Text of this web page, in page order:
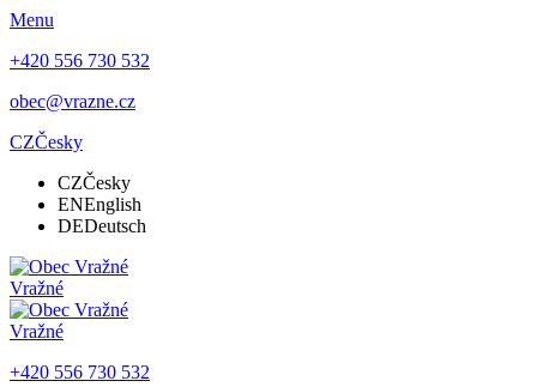
Menu
+420 556 730 532
obec@vrazne.cz
CZČesky
CZČesky
ENEnglish
DEDeutsch
Vražné
Vražné
+420 556 730 532